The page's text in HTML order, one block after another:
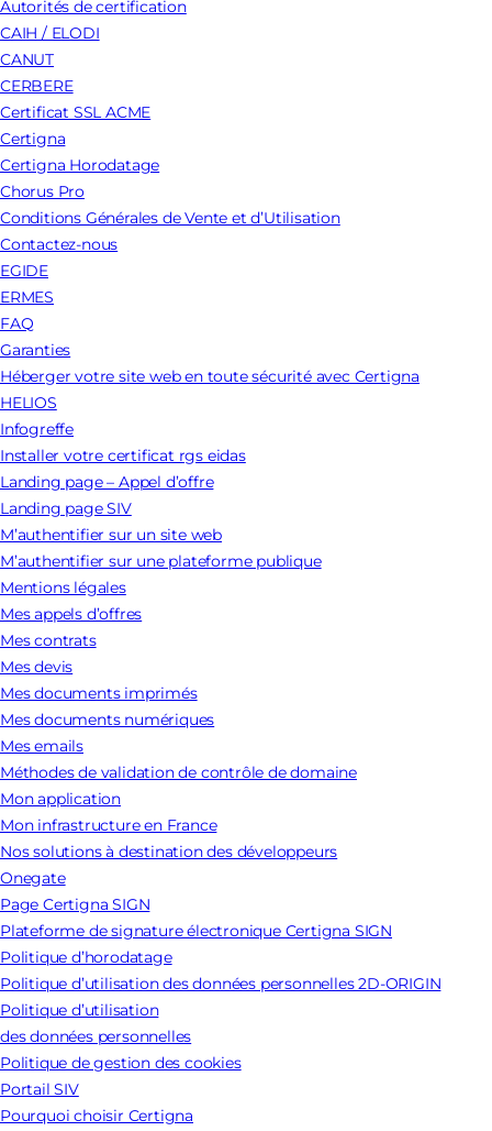
Autorités de certification
CAIH / ELODI
CANUT
CERBERE
Certificat SSL ACME
Certigna
Certigna Horodatage
Chorus Pro
Conditions Générales de Vente et d’Utilisation
Contactez-nous
EGIDE
ERMES
FAQ
Garanties
Héberger votre site web en toute sécurité avec Certigna
HELIOS
Infogreffe
Installer votre certificat rgs eidas
Landing page – Appel d’offre
Landing page SIV
M’authentifier sur un site web
M’authentifier sur une plateforme publique
Mentions légales
Mes appels d’offres
Mes contrats
Mes devis
Mes documents imprimés
Mes documents numériques
Mes emails
Méthodes de validation de contrôle de domaine
Mon application
Mon infrastructure en France
Nos solutions à destination des développeurs
Onegate
Page Certigna SIGN
Plateforme de signature électronique Certigna SIGN
Politique d’horodatage
Politique d’utilisation des données personnelles 2D-ORIGIN
Politique d’utilisation
des données personnelles
Politique de gestion des cookies
Portail SIV
Pourquoi choisir Certigna